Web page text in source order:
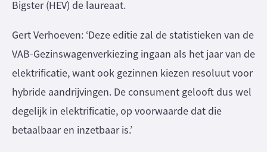
Bigster (HEV) de laureaat.
Gert Verhoeven: ‘Deze editie zal de statistieken van de
VAB-Gezinswagenverkiezing ingaan als het jaar van de
elektrificatie, want ook gezinnen kiezen resoluut voor
hybride aandrijvingen. De consument gelooft dus wel
degelijk in elektrificatie, op voorwaarde dat die
betaalbaar en inzetbaar is.’